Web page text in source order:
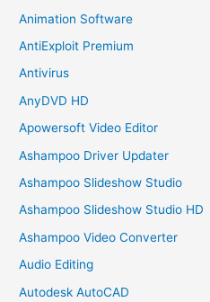
Animation Software
AntiExploit Premium
Antivirus
AnyDVD HD
Apowersoft Video Editor
Ashampoo Driver Updater
Ashampoo Slideshow Studio
Ashampoo Slideshow Studio HD
Ashampoo Video Converter
Audio Editing
Autodesk AutoCAD